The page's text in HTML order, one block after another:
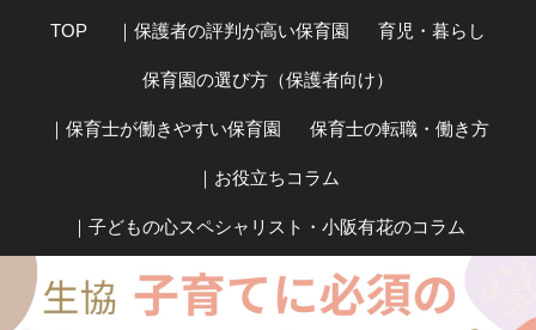
TOP ｜保護者の評判が高い保育園 育児・暮らし
保育園の選び方（保護者向け）
｜保育士が働きやすい保育園 保育士の転職・働き方
｜お役立ちコラム
｜子どもの心スペシャリスト・小阪有花のコラム
このサイトについて、運営者情報